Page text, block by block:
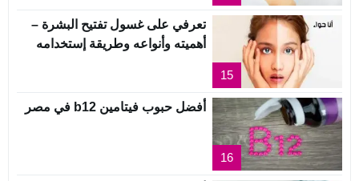
15
تعرفي على غسول تفتيح البشرة –
أهميته وأنواعه وطريقة إستخدامه
16
أفضل حبوب فيتامين b12 في مصر